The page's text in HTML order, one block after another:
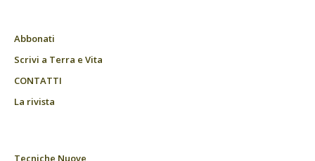
Abbonati
Scrivi a Terra e Vita
CONTATTI
La rivista